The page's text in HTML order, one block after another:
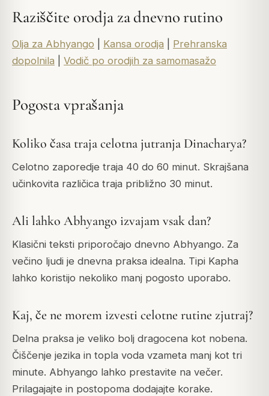
Raziščite orodja za dnevno rutino
Olja za Abhyango Kansa orodja
Prehranska
dopolnila
Vodič po orodjih za samomasažo
Pogosta vprašanja
Koliko časa traja celotna jutranja Dinacharya?
Celotno zaporedje traja 40 do 60 minut. Skrajšana
učinkovita različica traja približno 30 minut.
Ali lahko Abhyango izvajam vsak dan?
Klasični teksti priporočajo dnevno Abhyango. Za
večino ljudi je dnevna praksa idealna. Tipi Kapha
lahko koristijo nekoliko manj pogosto uporabo.
Kaj, če ne morem izvesti celotne rutine zjutraj?
Delna praksa je veliko bolj dragocena kot nobena.
Čiščenje jezika in topla voda vzameta manj kot tri
minute. Abhyango lahko prestavite na večer.
Prilagajajte in postopoma dodajajte korake.